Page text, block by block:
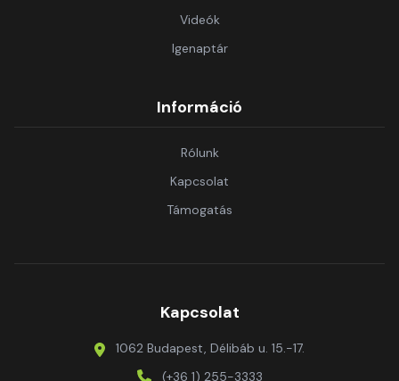
Videók
Igenaptár
Információ
Rólunk
Kapcsolat
Támogatás
Kapcsolat
1062 Budapest, Délibáb u. 15.-17.
(+36 1) 255-3333